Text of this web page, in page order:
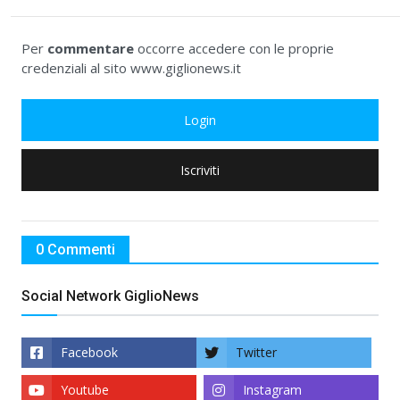
Per commentare occorre accedere con le proprie
credenziali al sito www.giglionews.it
Login
Iscriviti
0 Commenti
Social Network GiglioNews
Facebook Twitter
Instagram
Youtube